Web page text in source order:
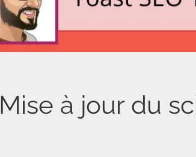
Mise à jour du